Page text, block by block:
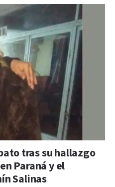
tras su hallazgo
Paraná y el
Salinas